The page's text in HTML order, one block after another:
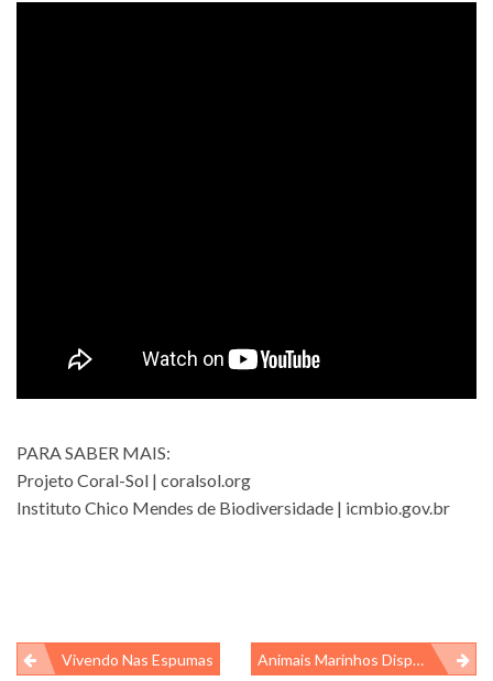
PARA SABER MAIS:
Projeto Coral-Sol | coralsol.org
Instituto Chico Mendes de Biodiversidade | icmbio.gov.br
Navegação
Vivendo Nas Espumas Animais Marinhos Dispersos Pelo Tsunami Japonês Ainda Estão Chegando Nos Estados Unidos